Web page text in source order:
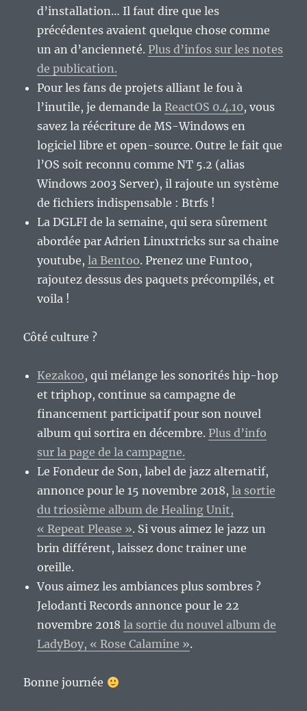
d’installation… Il faut dire que les
précédentes avaient quelque chose comme
un an d’ancienneté. Plus d’infos sur les notes
de publication.
Pour les fans de projets alliant le fou à
l’inutile, je demande laReactOS 0.4.10, vous
savez la réécriture de MS-Windows en
logiciel libre et open-source. Outre le fait que
l’OS soit reconnu comme NT 5.2 (alias
Windows 2003 Server), il rajoute un système
de fichiers indispensable : Btrfs !
La DGLFI de la semaine, qui sera sûrement
abordée par Adrien Linuxtricks sur sa chaine
youtube,la Bentoo. Prenez une Funtoo,
rajoutez dessus des paquets précompilés, et
voila !
Côté culture ?
Kezakoo, qui mélange les sonorités hip-hop
et triphop, continue sa campagne de
financement participatif pour son nouvel
album qui sortira en décembre. Plus d’info
sur la page de la campagne.
Le Fondeur de Son, label de jazz alternatif,
annonce pour le 15 novembre 2018,la sortie
du triosième album de Healing Unit,
« Repeat Please ». Si vous aimez le jazz un
brin différent, laissez donc trainer une
oreille.
Vous aimez les ambiances plus sombres ?
Jelodanti Records annonce pour le 22
novembre 2018la sortie du nouvel album de
LadyBoy, « Rose Calamine ».
Bonne journée